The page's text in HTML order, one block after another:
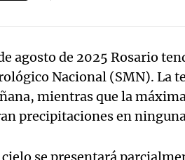
agosto de 2025 Rosario
Nacional (SMN). La
mientras que la
precipitaciones en
Notas